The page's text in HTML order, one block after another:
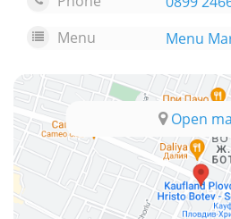
Menu
Menu
Open